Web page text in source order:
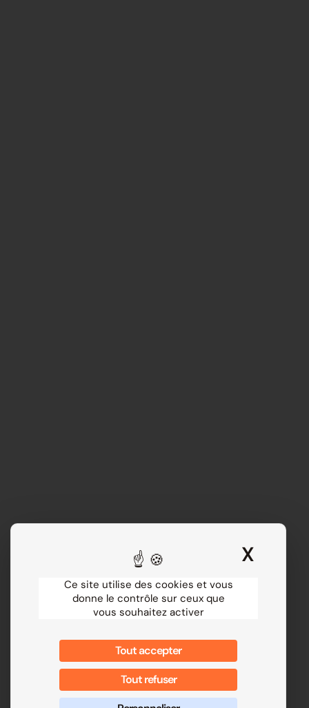
Ce site utilise des cookies et vous
donne le contrôle sur ceux que
vous souhaitez activer
Tout accepter
Tout refuser
X